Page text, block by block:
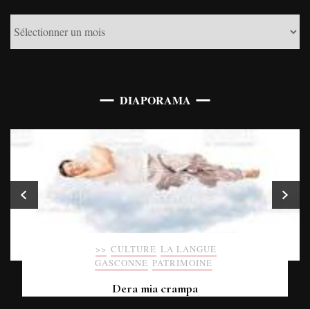
DIAPORAMA
>> CULTURE LA LANGUE
GASCONNE PATRIMOINE
Dera mia crampa